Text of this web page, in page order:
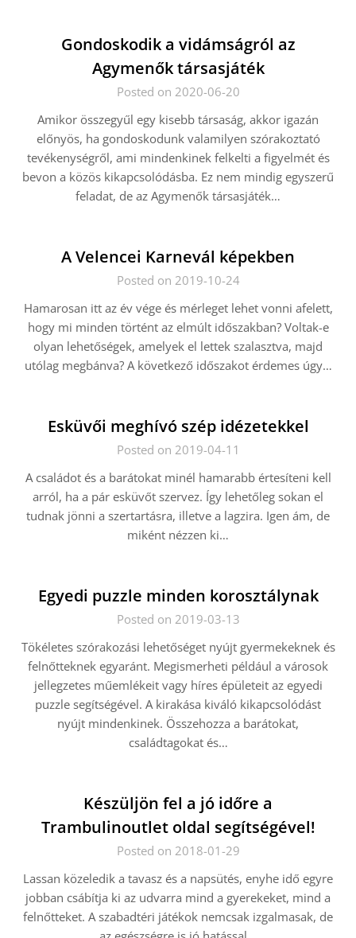
Gondoskodik a vidámságról az
Agymenők társasjáték
Posted on 2020-06-20
Amikor összegyűl egy kisebb társaság, akkor igazán
előnyös, ha gondoskodunk valamilyen szórakoztató
tevékenységről, ami mindenkinek felkelti a figyelmét és
bevon a közös kikapcsolódásba. Ez nem mindig egyszerű
feladat, de az Agymenők társasjáték…
A Velencei Karnevál képekben
Posted on 2019-10-24
Hamarosan itt az év vége és mérleget lehet vonni afelett,
hogy mi minden történt az elmúlt időszakban? Voltak-e
olyan lehetőségek, amelyek el lettek szalasztva, majd
utólag megbánva? A következő időszakot érdemes úgy…
Esküvői meghívó szép idézetekkel
Posted on 2019-04-11
A családot és a barátokat minél hamarabb értesíteni kell
arról, ha a pár esküvőt szervez. Így lehetőleg sokan el
tudnak jönni a szertartásra, illetve a lagzira. Igen ám, de
miként nézzen ki…
Egyedi puzzle minden korosztálynak
Posted on 2019-03-13
Tökéletes szórakozási lehetőséget nyújt gyermekeknek és
felnőtteknek egyaránt. Megismerheti például a városok
jellegzetes műemlékeit vagy híres épületeit az egyedi
puzzle segítségével. A kirakása kiváló kikapcsolódást
nyújt mindenkinek. Összehozza a barátokat,
családtagokat és…
Készüljön fel a jó időre a
Trambulinoutlet oldal segítségével!
Posted on 2018-01-29
Lassan közeledik a tavasz és a napsütés, enyhe idő egyre
jobban csábítja ki az udvarra mind a gyerekeket, mind a
felnőtteket. A szabadtéri játékok nemcsak izgalmasak, de